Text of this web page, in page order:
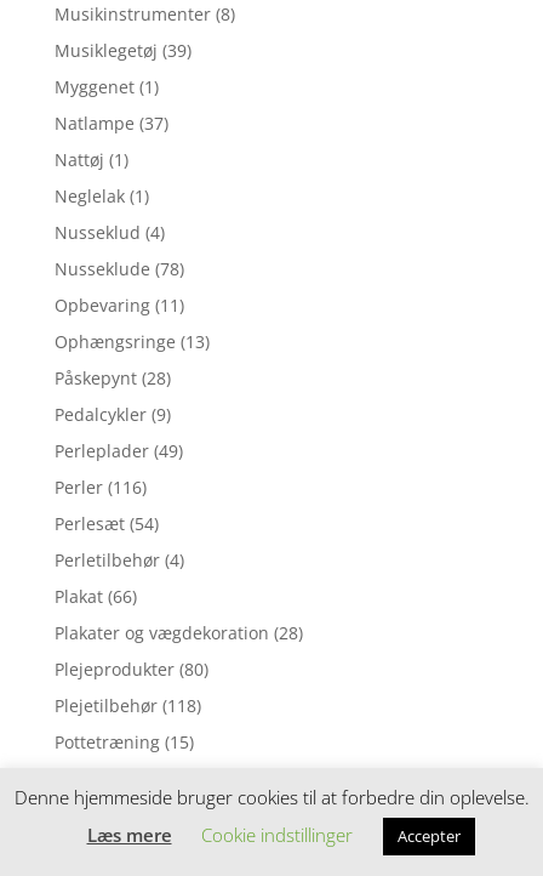
Musikinstrumenter (8)
Musiklegetøj (39)
Myggenet (1)
Natlampe (37)
Nattøj (1)
Neglelak (1)
Nusseklud (4)
Nusseklude (78)
Opbevaring (11)
Ophængsringe (13)
Påskepynt (28)
Pedalcykler (9)
Perleplader (49)
Perler (116)
Perlesæt (54)
Perletilbehør (4)
Plakat (66)
Plakater og vægdekoration (28)
Plejeprodukter (80)
Plejetilbehør (118)
Pottetræning (15)
Pusleborde
Puslepude (1)
Denne hjemmeside bruger cookies til at forbedre din oplevelse.
Læs mere
Cookie indstillinger Accepter